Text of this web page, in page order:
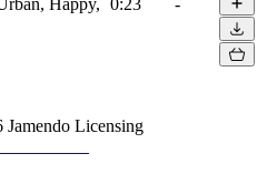
Jamendo Licensing